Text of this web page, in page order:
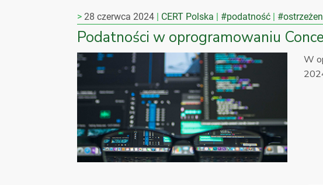
28 czerwca 2024 CERT Polska #podatność
Podatności w oprogramowaniu
W